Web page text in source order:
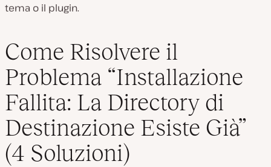
tema o il plugin.
Come Risolvere il
Problema “Installazione
Fallita: La Directory di
Destinazione Esiste Già”
(4 Soluzioni)